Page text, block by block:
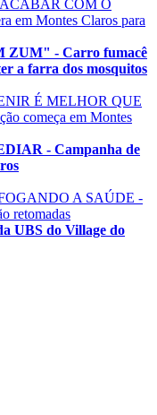
ZUM" - Carro fumacê
a farra dos mosquitos
- Campanha de
UBS do Village do